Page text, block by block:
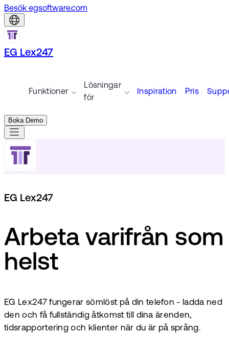
Besök egsoftware.com
EG Lex247
Funktioner
Lösningar
för
Inspiration Pris
Boka Demo
EG Lex247
Arbeta varifrån som
helst
EG Lex247 fungerar sömlöst på din telefon - ladda ned
den och få fullständig åtkomst till dina ärenden,
tidsrapportering och klienter när du är på språng.